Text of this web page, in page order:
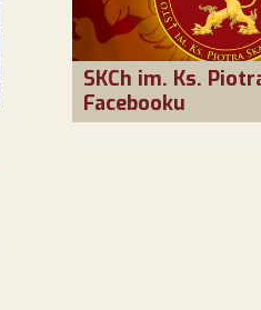
SKCh im. Ks.
Facebooku